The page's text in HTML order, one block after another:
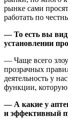
рынке сами
работать по
— То есть вы
установлении
— Чаще всего
прозрачных
деятельность у
функции,
— А какие у
и эффективный